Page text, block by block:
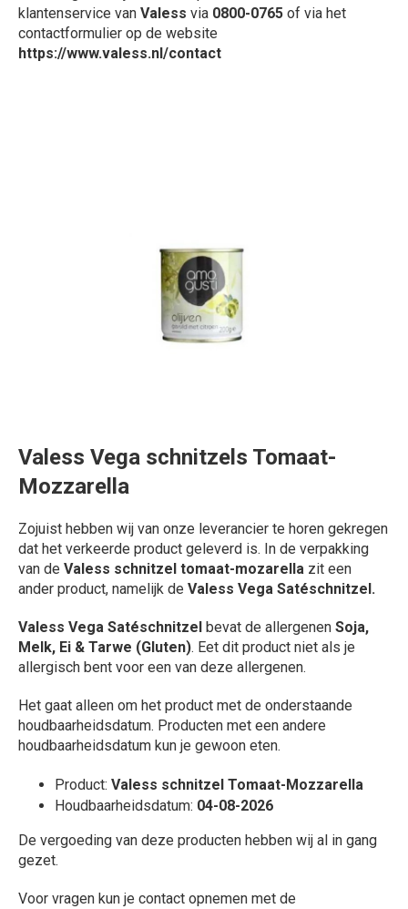
klantenservice van Valess via 0800-0765 of via het
contactformulier op de website
https://www.valess.nl/contact
Valess Vega schnitzels Tomaat-
Mozzarella
Zojuist hebben wij van onze leverancier te horen gekregen
dat het verkeerde product geleverd is. In de verpakking
van de Valess schnitzel tomaat-mozarella zit een
ander product, namelijk de Valess Vega Satéschnitzel.
Valess Vega Satéschnitzel bevat de allergenen Soja,
Melk, Ei & Tarwe (Gluten). Eet dit product niet als je
allergisch bent voor een van deze allergenen.
Het gaat alleen om het product met de onderstaande
houdbaarheidsdatum. Producten met een andere
houdbaarheidsdatum kun je gewoon eten.
Product: Valess schnitzel Tomaat-Mozzarella
Houdbaarheidsdatum: 04-08-2026
De vergoeding van deze producten hebben wij al in gang
gezet.
Voor vragen kun je contact opnemen met de